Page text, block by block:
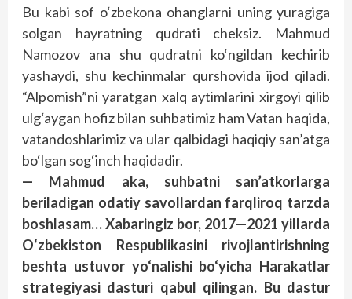
Bu kabi sof o‘zbekona ohanglarni uning yuragiga
solgan hayratning qudrati cheksiz. Mahmud
Namozov ana shu qudratni ko‘ngildan kechirib
yashaydi, shu kechinmalar qurshovida ijod qiladi.
“Alpomish”ni yaratgan xalq aytimlarini xirgoyi qilib
ulg‘aygan hofiz bilan suhbatimiz ham Vatan haqida,
vatandoshlarimiz va ular qalbidagi haqiqiy san’atga
bo‘lgan sog‘inch haqidadir.
— Mahmud aka, suhbatni san’atkorlarga
beriladigan odatiy savollardan farqliroq tarzda
boshlasam… Xabaringiz bor, 2017—2021 yillarda
O‘zbekiston Respublikasini rivojlantirishning
beshta ustuvor yo‘nalishi bo‘yicha Harakatlar
strategiyasi dasturi qabul qilingan. Bu dastur